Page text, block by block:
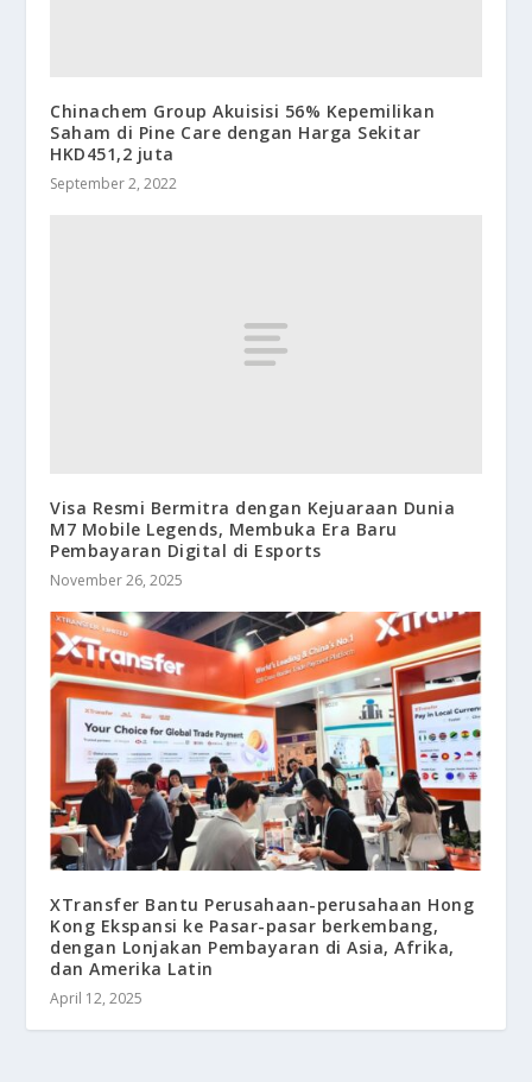
Chinachem Group Akuisisi 56% Kepemilikan
Saham di Pine Care dengan Harga Sekitar
HKD451,2 juta
September 2, 2022
Visa Resmi Bermitra dengan Kejuaraan Dunia
M7 Mobile Legends, Membuka Era Baru
Pembayaran Digital di Esports
November 26, 2025
XTransfer Bantu Perusahaan-perusahaan Hong
Kong Ekspansi ke Pasar-pasar berkembang,
dengan Lonjakan Pembayaran di Asia, Afrika,
dan Amerika Latin
April 12, 2025